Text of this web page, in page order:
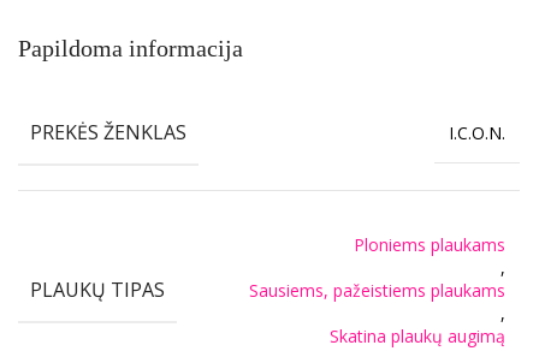
Papildoma informacija
PREKĖS ŽENKLAS I.C.O.N.
PLAUKŲ TIPAS
Ploniems plaukams
,
Sausiems, pažeistiems plaukams
,
Skatina plaukų augimą